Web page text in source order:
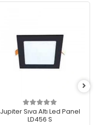
Jupiter Sıva Altı Led Panel
LD456 S